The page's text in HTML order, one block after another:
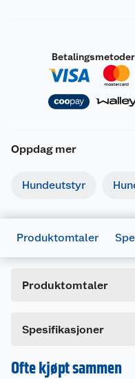
Betalingsmetoder
Oppdag mer
Hundeutstyr
Produktomtaler
Produktomtaler
Dette produktet har
en omtale.
Spesifikasjoner
Generelt
Ofte kjøpt sammen